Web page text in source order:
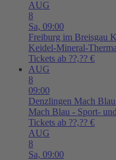
AUG
8
Sa, 09:00
Freiburg im Breisgau
Keidel-Mineral-
Tickets ab ??,?? €
AUG
8
09:00
Denzlingen Mach
Mach Blau - Sport-
Tickets ab ??,?? €
AUG
8
Sa, 09:00